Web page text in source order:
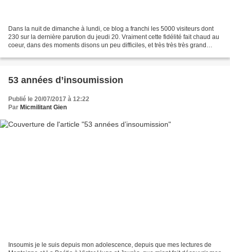
Dans la nuit de dimanche à lundi, ce blog a franchi les 5000 visiteurs dont
230 sur la dernière parution du jeudi 20. Vraiment cette fidélité fait chaud au
coeur, dans des moments disons un peu difficiles, et très très très grand
53 années d’insoumission
Publié le 20/07/2017 à 12:22
Par Micmilitant Gien
Insoumis je le suis depuis mon adolescence, depuis que mes lectures de